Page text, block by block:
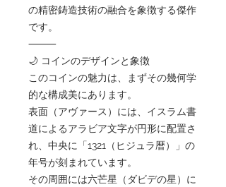
の精密鋳造技術の融合を象徴する傑作
です。
⸻
🌙 コインのデザインと象徴
このコインの魅力は、まずその幾何学
的な構成美にあります。
表面（アヴァース）には、イスラム書
道によるアラビア文字が円形に配置さ
れ、中央に「1321（ヒジュラ暦）」の
年号が刻まれています。
その周囲には六芒星（ダビデの星）に